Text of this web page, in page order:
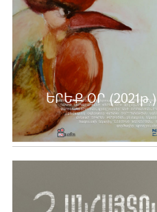
ԵՐԵՔ ՕՐ (2021թ.)
Ավելին …